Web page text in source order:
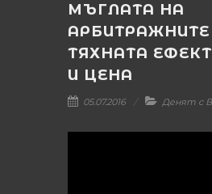
МЪГЛАТА НА
ТЯХНАТА
И ЦЕНА
05.07.2016 Денят с